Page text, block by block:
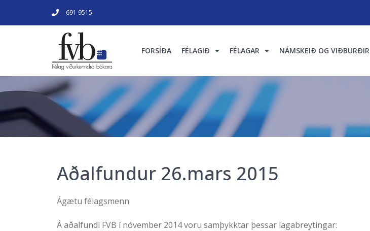
691 9515
FORSÍÐA FÉLAGIÐ FÉLAGAR NÁMSKEIÐ OG VIÐBURÐIR
Aðalfundur 26.mars 2015
Ágætu félagsmenn
Á aðalfundi FVB í nóvember 2014 voru samþykktar þessar lagabreytingar: